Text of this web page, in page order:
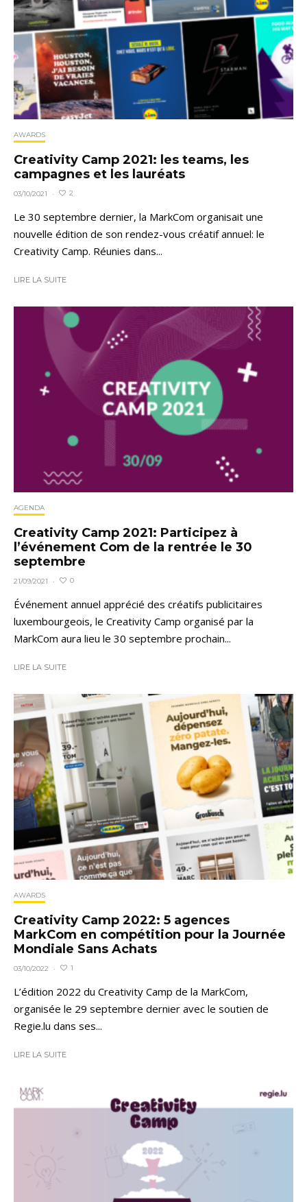
AWARDS
Creativity Camp 2021: les teams, les
campagnes et les lauréats
03/10/2021 · 2
Le 30 septembre dernier, la MarkCom organisait une
nouvelle édition de son rendez-vous créatif annuel: le
Creativity Camp. Réunies dans...
LIRE LA SUITE
AGENDA
Creativity Camp 2021: Participez à
l’événement Com de la rentrée le 30
septembre
21/09/2021 · 0
Événement annuel apprécié des créatifs publicitaires
luxembourgeois, le Creativity Camp organisé par la
MarkCom aura lieu le 30 septembre prochain...
LIRE LA SUITE
AWARDS
Creativity Camp 2022: 5 agences
MarkCom en compétition pour la Journée
Mondiale Sans Achats
03/10/2022 · 1
L’édition 2022 du Creativity Camp de la MarkCom,
organisée le 29 septembre dernier avec le soutien de
Regie.lu dans ses...
LIRE LA SUITE